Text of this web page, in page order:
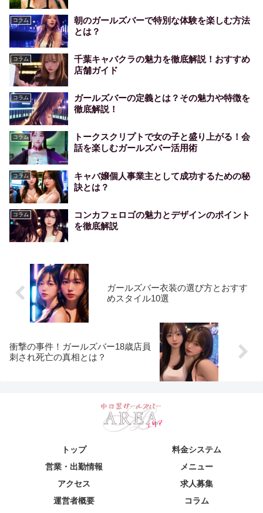
コラム
朝のガールズバーで特別な体験を楽しむ方法
とは？
コラム
千葉キャバクラの魅力を徹底解説！おすすめ
店舗ガイド
コラム
ガールズバーの定義とは？その魅力や特徴を
徹底解説！
コラム
トークスクリプトで女の子と盛り上がる！会
話を楽しむガールズバー活用術
コラム
キャバ嬢個人事業主として成功するための秘
訣とは？
コラム
コンカフェロゴの魅力とデザインのポイント
を徹底解説
ガールズバー衣装の選び方とおすす
めスタイル10選
衝撃の事件！ガールズバー18歳店員
刺され死亡の真相とは？
トップ
料金システム
営業・出勤情報
メニュー
アクセス
求人募集
運営者概要
コラム